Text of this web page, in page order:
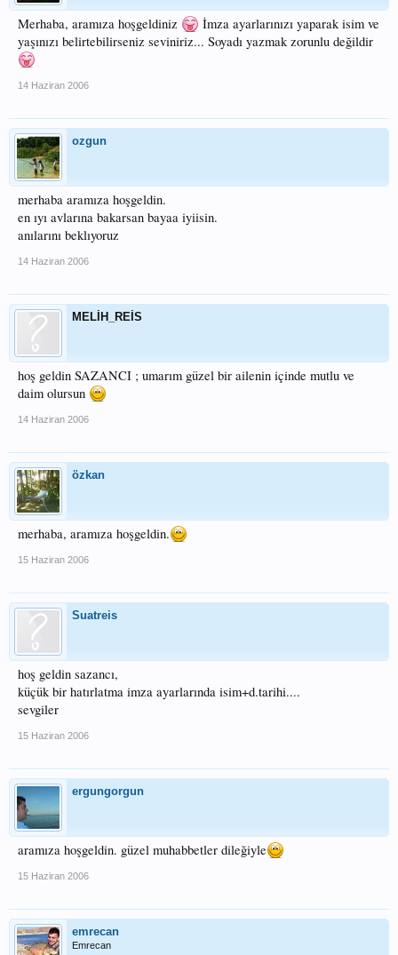
Merhaba, aramıza hoşgeldiniz
İmza ayarlarınızı yaparak isim ve
yaşınızı belirtebilirseniz seviniriz... Soyadı yazmak zorunlu değildir
14 Haziran 2006
ozgun
merhaba aramıza hoşgeldin.
en ıyı avlarına bakarsan bayaa iyiisin.
anılarını beklıyoruz
14 Haziran 2006
MELİH_REİS
hoş geldin SAZANCI ; umarım güzel bir ailenin içinde mutlu ve
daim olursun
14 Haziran 2006
özkan
merhaba, aramıza hoşgeldin.
15 Haziran 2006
Suatreis
hoş geldin sazancı,
küçük bir hatırlatma imza ayarlarında isim+d.tarihi....
sevgiler
15 Haziran 2006
ergungorgun
aramıza hoşgeldin. güzel muhabbetler dileğiyle
15 Haziran 2006
emrecan
Emrecan